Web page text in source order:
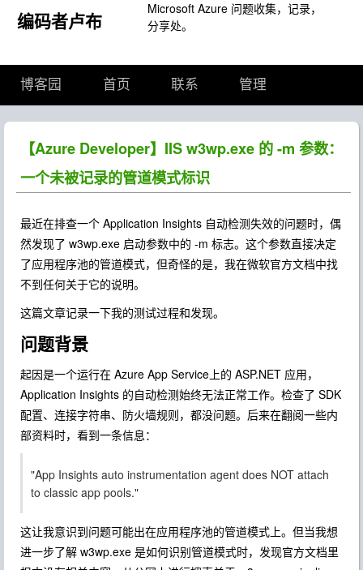
编码者卢布
Microsoft Azure 问题收集，记录，
分享处。
博客园 首页 联系 管理
【Azure Developer】IIS w3wp.exe 的 -m 参数：
一个未被记录的管道模式标识
最近在排查一个 Application Insights 自动检测失效的问题时，偶
然发现了 w3wp.exe 启动参数中的 -m 标志。这个参数直接决定
了应用程序池的管道模式，但奇怪的是，我在微软官方文档中找
不到任何关于它的说明。
这篇文章记录一下我的测试过程和发现。
问题背景
起因是一个运行在 Azure App Service上的 ASP.NET 应用，
Application Insights 的自动检测始终无法正常工作。检查了 SDK
配置、连接字符串、防火墙规则，都没问题。后来在翻阅一些内
部资料时，看到一条信息：
"App Insights auto instrumentation agent does NOT attach
to classic app pools."
这让我意识到问题可能出在应用程序池的管道模式上。但当我想
进一步了解 w3wp.exe 是如何识别管道模式时，发现官方文档里